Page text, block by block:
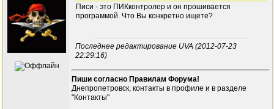
Писи - это ПИКконтролер и он прошивается
программой. Что Вы конкретно ищете?
Последнее редактирование UVA (2012-07-23
22:29:16)
Пиши согласно Правилам Форума!
Днепропетровск, контакты в профиле и в разделе
"Контакты"